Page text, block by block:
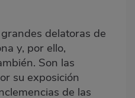
delatoras de
y, por ello,
Son las
su exposición
de las